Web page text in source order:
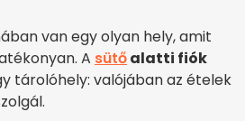
van egy olyan hely, amit
A sütőalatti fiók
tárolóhely: valójában az ételek